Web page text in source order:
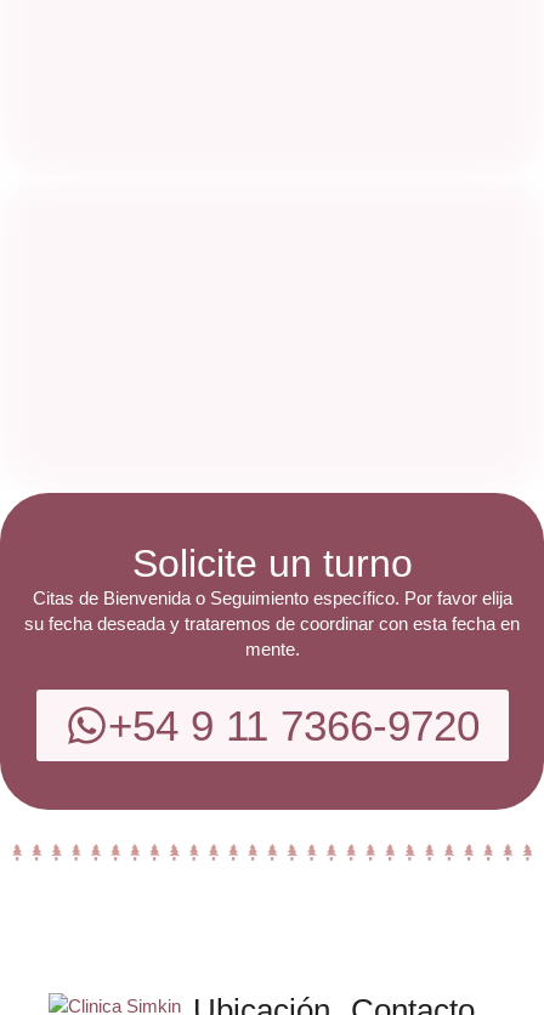
Solicite un turno
Citas de Bienvenida o Seguimiento específico. Por favor elija
su fecha deseada y trataremos de coordinar con esta fecha en
mente.
+54 9 11 7366-9720